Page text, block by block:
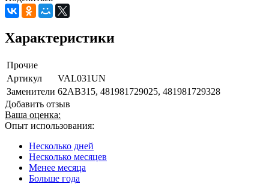
Характеристики
Прочие
Артикул
VAL031UN
Заменители 62AB315, 481981729025, 481981729328
Добавить отзыв
Ваша оценка:
Опыт использования:
Несколько дней
Несколько месяцев
Менее месяца
Больше года